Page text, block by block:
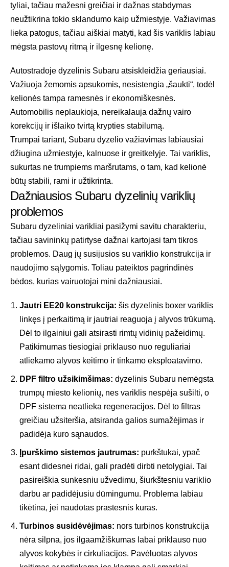
tyliai, tačiau mažesni greičiai ir dažnas stabdymas
neužtikrina tokio sklandumo kaip užmiestyje. Važiavimas
lieka patogus, tačiau aiškiai matyti, kad šis variklis labiau
mėgsta pastovų ritmą ir ilgesnę kelionę.
Autostradoje dyzelinis Subaru atsiskleidžia geriausiai.
Važiuoja žemomis apsukomis, nesistengia „šaukti“, todėl
kelionės tampa ramesnės ir ekonomiškesnės.
Automobilis neplaukioja, nereikalauja dažnų vairo
korekcijų ir išlaiko tvirtą krypties stabilumą.
Trumpai tariant, Subaru dyzelio važiavimas labiausiai
džiugina užmiestyje, kalnuose ir greitkelyje. Tai variklis,
sukurtas ne trumpiems maršrutams, o tam, kad kelionė
būtų stabili, rami ir užtikrinta.
Dažniausios Subaru dyzelinių variklių
problemos
Subaru dyzeliniai varikliai pasižymi savitu charakteriu,
tačiau savininkų patirtyse dažnai kartojasi tam tikros
problemos. Daug jų susijusios su variklio konstrukcija ir
naudojimo sąlygomis. Toliau pateiktos pagrindinės
bėdos, kurias vairuotojai mini dažniausiai.
Jautri EE20 konstrukcija: šis dyzelinis boxer variklis
linkęs į perkaitimą ir jautriai reaguoja į alyvos trūkumą.
Dėl to ilgainiui gali atsirasti rimtų vidinių pažeidimų.
Patikimumas tiesiogiai priklauso nuo reguliariai
atliekamo alyvos keitimo ir tinkamo eksploatavimo.
DPF filtro užsikimšimas: dyzelinis Subaru nemėgsta
trumpų miesto kelionių, nes variklis nespėja sušilti, o
DPF sistema neatlieka regeneracijos. Dėl to filtras
greičiau užsiteršia, atsiranda galios sumažėjimas ir
padidėja kuro sąnaudos.
Įpurškimo sistemos jautrumas: purkštukai, ypač
esant didesnei ridai, gali pradėti dirbti netolygiai. Tai
pasireiškia sunkesniu užvedimu, šiurkštesniu variklio
darbu ar padidėjusiu dūmingumu. Problema labiau
tikėtina, jei naudotas prastesnis kuras.
Turbinos susidėvėjimas: nors turbinos konstrukcija
nėra silpna, jos ilgaamžiškumas labai priklauso nuo
alyvos kokybės ir cirkuliacijos. Pavėluotas alyvos